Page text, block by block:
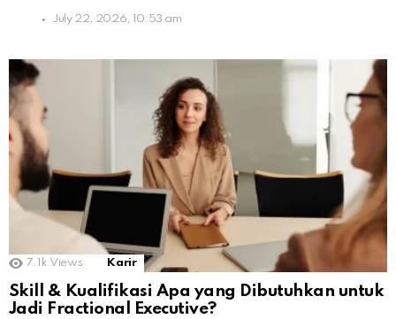
July 22, 2026, 10:53 am
7.1k Views Karir
Skill & Kualifikasi Apa yang Dibutuhkan untuk
Jadi Fractional Executive?